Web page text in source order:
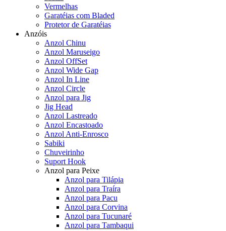
Vermelhas
Garatéias com Bladed
Protetor de Garatéias
Anzóis
Anzol Chinu
Anzol Maruseigo
Anzol OffSet
Anzol Wide Gap
Anzol In Line
Anzol Circle
Anzol para Jig
Jig Head
Anzol Lastreado
Anzol Encastoado
Anzol Anti-Enrosco
Sabiki
Chuveirinho
Suport Hook
Anzol para Peixe
Anzol para Tilápia
Anzol para Traíra
Anzol para Pacu
Anzol para Corvina
Anzol para Tucunaré
Anzol para Tambaqui